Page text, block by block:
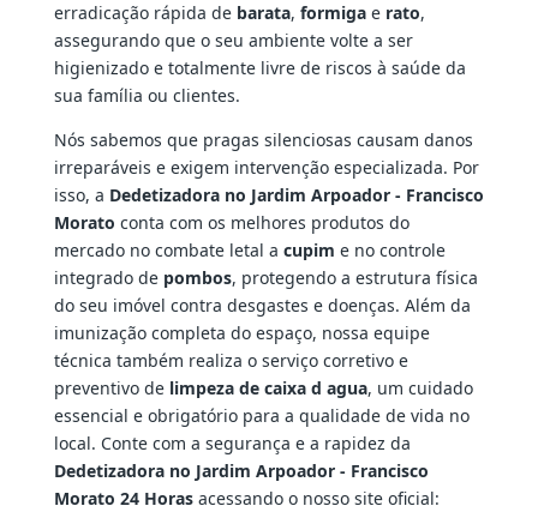
erradicação rápida de barata, formigae rato,
assegurando que o seu ambiente volte a ser
higienizado e totalmente livre de riscos à saúde da
sua família ou clientes.
Nós sabemos que pragas silenciosas causam danos
irreparáveis e exigem intervenção especializada. Por
isso, a Dedetizadora no Jardim Arpoador - Francisco
Morato conta com os melhores produtos do
mercado no combate letal a cupim e no controle
integrado de pombos, protegendo a estrutura física
do seu imóvel contra desgastes e doenças. Além da
imunização completa do espaço, nossa equipe
técnica também realiza o serviço corretivo e
preventivo de limpeza de caixa d agua, um cuidado
essencial e obrigatório para a qualidade de vida no
local. Conte com a segurança e a rapidez da
Dedetizadora no Jardim Arpoador - Francisco
Morato 24 Horasacessando o nosso site oficial: